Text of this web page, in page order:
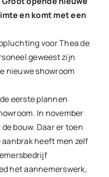
en komt met een
voor Thea de
geweest zijn
nieuwe showroom
eerste plannen
In november
bouw. Daar er toen
heeft men zelf
het aannemerswerk,